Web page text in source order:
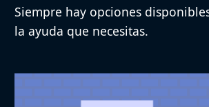
Siempre hay opciones
la ayuda que necesitas.